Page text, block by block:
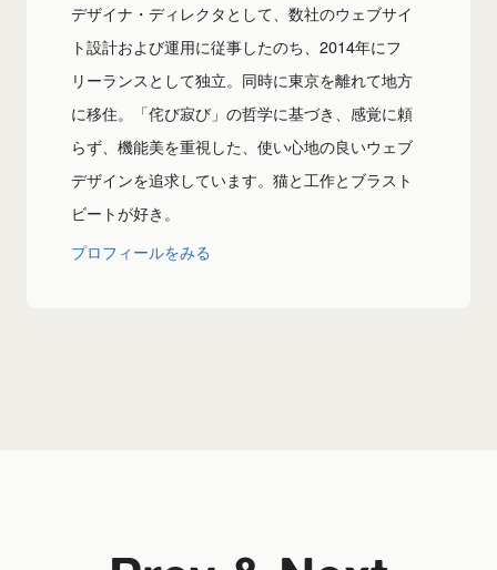
デザイナ・ディレクタとして、数社のウェブサイ
ト設計および運用に従事したのち、2014年にフ
リーランスとして独立。同時に東京を離れて地方
に移住。「侘び寂び」の哲学に基づき、感覚に頼
らず、機能美を重視した、使い心地の良いウェブ
デザインを追求しています。猫と工作とブラスト
ビートが好き。
プロフィールをみる